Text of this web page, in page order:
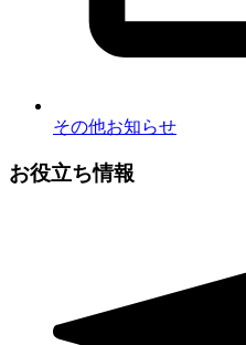
その他お知らせ
お役立ち情報